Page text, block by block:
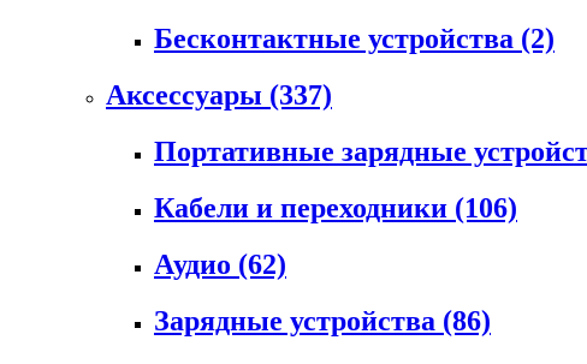
Бесконтактные устройства (2)
Аксессуары (337)
Портативные зарядные
Кабели и переходники (106)
Аудио (62)
Зарядные устройства (86)